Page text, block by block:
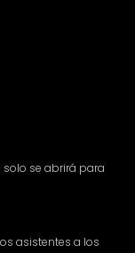
se abrirá para
asistentes a los